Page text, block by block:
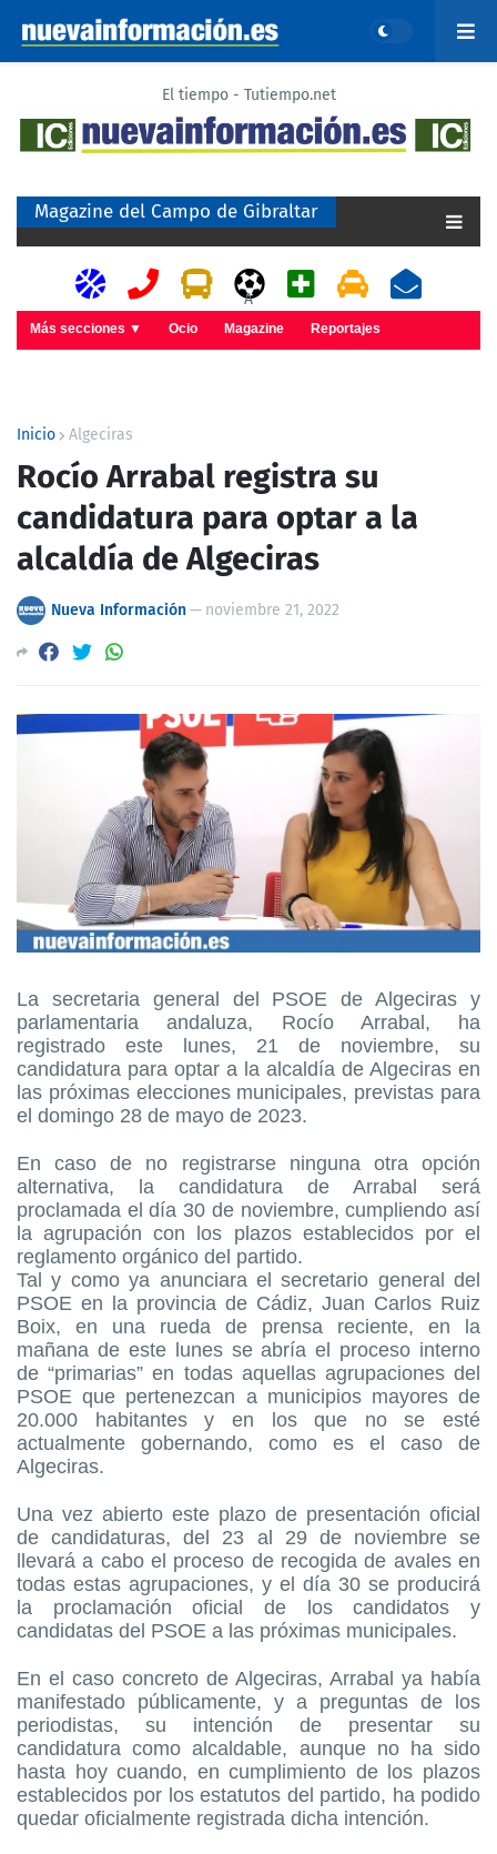
El tiempo - Tutiempo.net
Magazine del Campo de Gibraltar
A
Más secciones ▼ Ocio Magazine Reportajes
Inicio Algeciras
Rocío Arrabal registra su
candidatura para optar a la
alcaldía de Algeciras
Nueva Información— noviembre 21, 2022
La secretaria general del PSOE de Algeciras y
parlamentaria andaluza, Rocío Arrabal, ha
registrado este lunes, 21 de noviembre, su
candidatura para optar a la alcaldía de Algeciras en
las próximas elecciones municipales, previstas para
el domingo 28 de mayo de 2023.
En caso de no registrarse ninguna otra opción
alternativa, la candidatura de Arrabal será
proclamada el día 30 de noviembre, cumpliendo así
la agrupación con los plazos establecidos por el
reglamento orgánico del partido.
Tal y como ya anunciara el secretario general del
PSOE en la provincia de Cádiz, Juan Carlos Ruiz
Boix, en una rueda de prensa reciente, en la
mañana de este lunes se abría el proceso interno
de “primarias” en todas aquellas agrupaciones del
PSOE que pertenezcan a municipios mayores de
20.000 habitantes y en los que no se esté
actualmente gobernando, como es el caso de
Algeciras.
Una vez abierto este plazo de presentación oficial
de candidaturas, del 23 al 29 de noviembre se
llevará a cabo el proceso de recogida de avales en
todas estas agrupaciones, y el día 30 se producirá
la proclamación oficial de los candidatos y
candidatas del PSOE a las próximas municipales.
En el caso concreto de Algeciras, Arrabal ya había
manifestado públicamente, y a preguntas de los
periodistas, su intención de presentar su
candidatura como alcaldable, aunque no ha sido
hasta hoy cuando, en cumplimiento de los plazos
establecidos por los estatutos del partido, ha podido
quedar oficialmente registrada dicha intención.